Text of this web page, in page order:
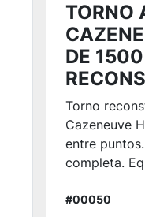
TORNO
DE 1500
Torno
Cazeneuve
entre
completa.
#00050